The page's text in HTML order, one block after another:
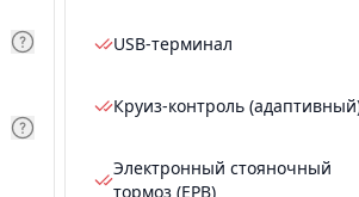
USB-терминал
Круиз-контроль
Электронный стояночный
тормоз (EPB)